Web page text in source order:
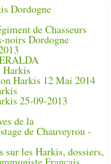
Dordogne
de Chasseurs
noirs Dordogne
Harkis 12 Mai 2014
25-09-2013
de la
de Chauveyrou -
sur les Harkis, dossiers,